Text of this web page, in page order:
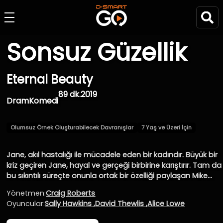
Sonsuz Güzellik
Eternal Beauty
DramKomedi
89 dk.2019
Olumsuz Örnek Oluşturabilecek Davranışlar 7 Yaş ve Üzeri İçin
Jane, akıl hastalığı ile mücadele eden bir kadındır. Büyük bir
kriz geçiren Jane, hayal ve gerçeği birbirine karıştırır. Tam da
bu sıkıntılı süreçte onunla ortak bir özelliği paylaşan Mike
kayıp bir ruh olan Mike ile romantik bir ilişkiye başladığında
Jane’in hayatı bambaşka bir hal alır.
Yönetmen:Craig Roberts
Oyuncular:Sally Hawkins ,David Thewlis ,Alice Lowe